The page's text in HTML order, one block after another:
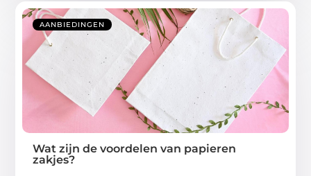
AANBIEDINGEN
Wat zijn de voordelen van papieren
zakjes?